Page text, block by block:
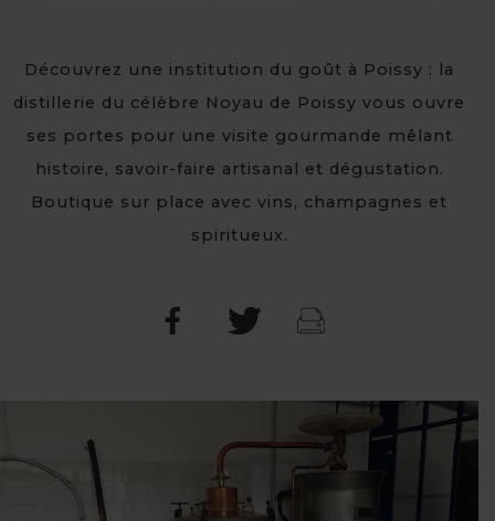
Découvrez une institution du goût à Poissy : la
distillerie du célèbre Noyau de Poissy vous ouvre
ses portes pour une visite gourmande mêlant
histoire, savoir-faire artisanal et dégustation.
Boutique sur place avec vins, champagnes et
spiritueux.